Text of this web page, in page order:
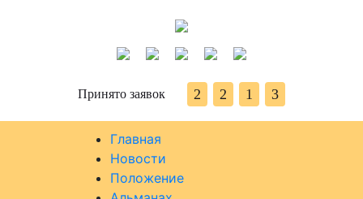
Принято заявок 2 2 1 3
Главная
Новости
Положение